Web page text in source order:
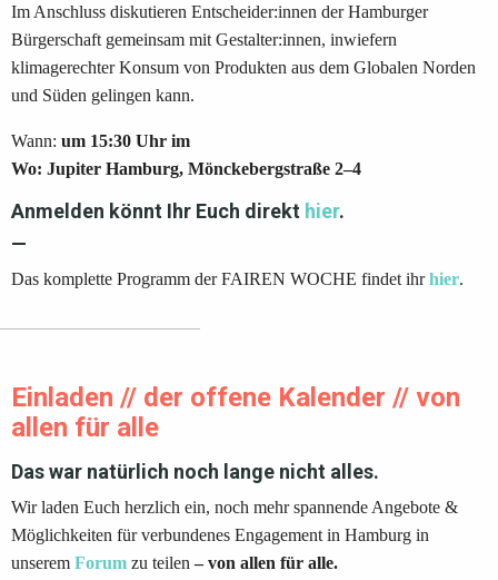
Im Anschluss diskutieren Entscheider:innen der Hamburger
Bürgerschaft gemeinsam mit Gestalter:innen, inwiefern
klimagerechter Konsum von Produkten aus dem Globalen Norden
und Süden gelingen kann.
Wann: um 15:30 Uhr im
Wo: Jupiter Hamburg, Mönckebergstraße 2–4
Anmelden könnt Ihr Euch direkt hier.
—
Das komplette Programm der FAIREN WOCHE findet ihrhier.
Einladen // der offene Kalender // von
allen für alle
Das war natürlich noch lange nicht alles.
Wir laden Euch herzlich ein, noch mehr spannende Angebote &
Möglichkeiten für verbundenes Engagement in Hamburg in
unserem Forum zu teilen– von allen für alle.